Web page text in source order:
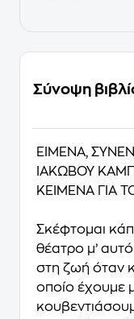
Σύνοψη
ΕΙΜΕΝΑ,
ΙΑΚΩΒΟΥ
ΚΕΙΜΕΝΑ ΓΙΑ
Σκέφτομαι
θέατρο μ’
στη ζωή όταν
οποίο έχουμε